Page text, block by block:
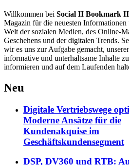
Willkommen bei Social II Bookmark
Magazin für die neuesten
Welt der sozialen Medien, des Online-
Geschehens und der digitalen Trends.
wir es uns zur Aufgabe gemacht,
informative und unterhaltsame Inhalte
informieren und auf dem Laufenden
Neu
Digitale Vertriebswege
Moderne Ansätze für die
Kundenakquise im
Geschäftskundensegment
DSP, DV360 und RTB: